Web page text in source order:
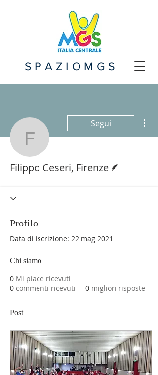
SPAZIOMGS
Filippo Ceseri,
Segui
Filippo Ceseri, Firenze
Profilo
Data di iscrizione: 22 mag 2021
Chi siamo
0 Mi piace ricevuti
0 commenti ricevuti 0 migliori risposte
Post